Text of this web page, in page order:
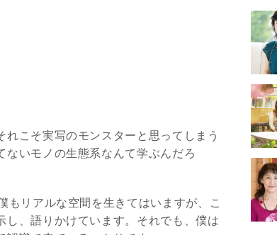
こそ実写のモンスターと思ってしまう
いモノの生態系なんて学ぶんだろ
もリアルな空間を生きてはいますが、こ
し、語りかけています。それでも、僕は